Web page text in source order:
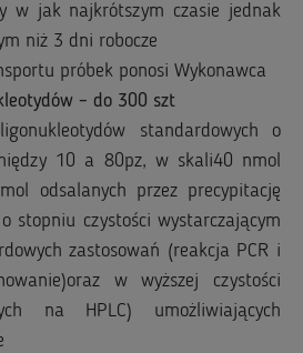
w jak najkrótszym czasie jednak
niż 3 dni robocze
próbek ponosi Wykonawca
– do 300 szt
standardowych o
10 a 80pz, w skali40 nmol
odsalanych przez precypitację
stopniu czystości wystarczającym
zastosowań (reakcja PCR i
w wyższej czystości
na HPLC) umożliwiających